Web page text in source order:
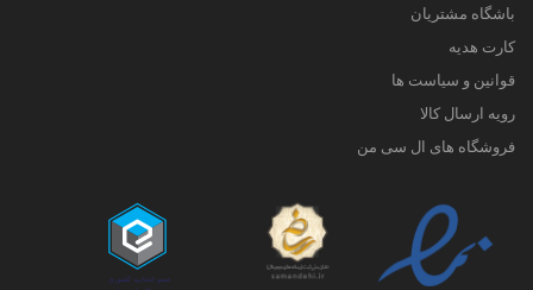
باشگاه مشتریان
کارت هدیه
قوانین و سیاست ها
رویه ارسال کالا
فروشگاه های ال سی من